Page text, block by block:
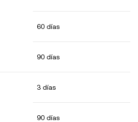
60 días
90 días
3 días
90 días